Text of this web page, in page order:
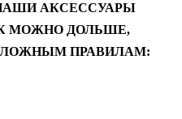
АКСЕССУАРЫ
МОЖНО ДОЛЬШЕ,
ПРАВИЛАМ: